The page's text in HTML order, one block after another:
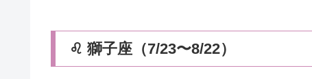
♌ 獅子座（7/23〜8/22）